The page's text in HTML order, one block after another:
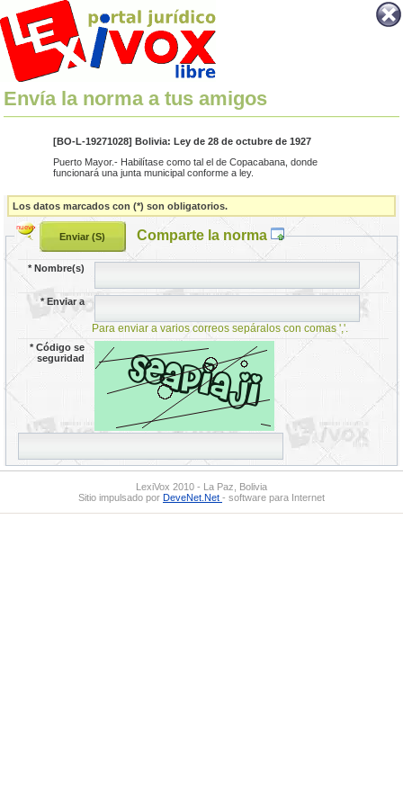
Envía la norma a tus amigos
[BO-L-19271028] Bolivia: Ley de 28 de octubre de 1927
Puerto Mayor.- Habilítase como tal el de Copacabana, donde
funcionará una junta municipal conforme a ley.
Los datos marcados con (*) son obligatorios.
Comparte la norma
*Nombre(s)
*Enviar a
Para enviar a varios correos sepáralos con comas ','.
*Código se
seguridad
LexiVox 2010 - La Paz, Bolivia
Sitio impulsado por DeveNet.Net - software para Internet